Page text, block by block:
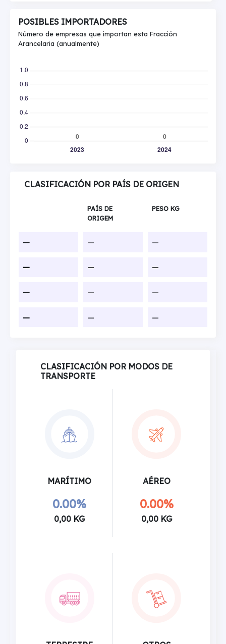
POSIBLES IMPORTADORES
Número de empresas que importan esta Fracción
Arancelaria (anualmente)
CLASIFICACIÓN POR PAÍS DE ORIGEN
PAÍS DE
ORIGEM
PESO KG
— — —
— — —
— — —
— — —
CLASIFICACIÓN POR MODOS DE
TRANSPORTE
MARÍTIMO
0.00%
0,00 KG
AÉREO
0.00%
0,00 KG